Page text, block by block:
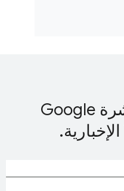
الاشتراك في نشرة Google